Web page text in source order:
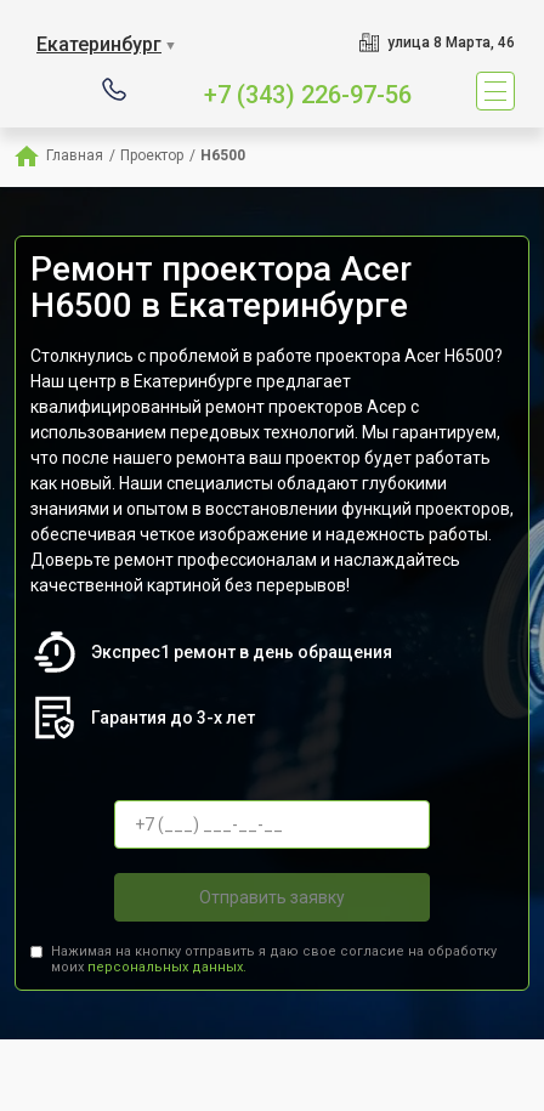
Екатеринбург ▼ улица 8 Марта, 46
+7 (343) 226-97-56
Главная / Проектор / H6500
Ремонт проектора Acer
H6500 в Екатеринбурге
Столкнулись с проблемой в работе проектора Acer H6500?
Наш центр в Екатеринбурге предлагает
квалифицированный ремонт проекторов Асер с
использованием передовых технологий. Мы гарантируем,
что после нашего ремонта ваш проектор будет работать
как новый. Наши специалисты обладают глубокими
знаниями и опытом в восстановлении функций проекторов,
обеспечивая четкое изображение и надежность работы.
Доверьте ремонт профессионалам и наслаждайтесь
качественной картиной без перерывов!
Экспрес1 ремонт в день обращения
Гарантия до 3-х лет
Отправить заявку
Нажимая на кнопку отправить я даю свое согласие на обработку
моих персональных данных.